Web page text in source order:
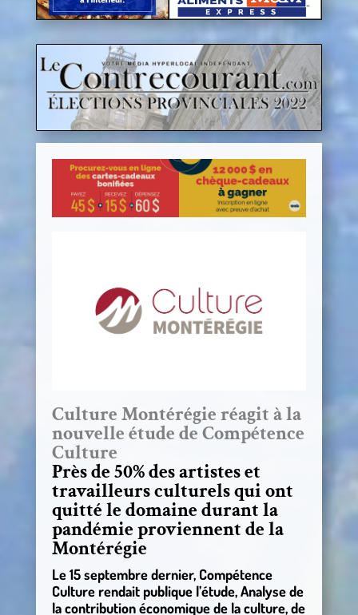
Culture Montérégie réagit à la
nouvelle étude de Compétence
Culture
Près de 50% des artistes et
travailleurs culturels qui ont
quitté le domaine durant la
pandémie proviennent de la
Montérégie
Le 15 septembre dernier, Compétence
Culture rendait publique l’étude, Analyse de
la contribution économique de la culture, de